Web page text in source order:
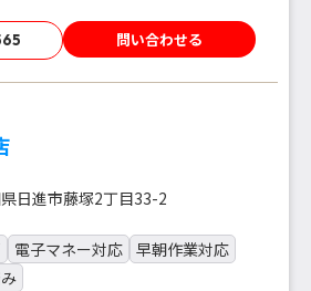
問い合わせる
日進市藤塚2丁目33-2
電子マネー対応 早朝作業対応